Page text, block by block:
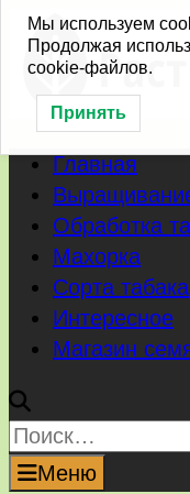
Перейти
содержимому
Главная
Обработка
Махорка
Сорта табака
Интересное
Магазин
Найти:
Меню
Мы используем
Продолжая
cookie-файлов.
Принять